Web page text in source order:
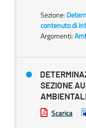
Sezione:
contenuto di
Argomenti:
SEZIONE
Scarica